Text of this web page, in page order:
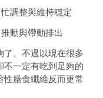
調整與維持穩定
動與帶動排出
了。不過以現在很多
不一定有吃到足夠的
性膳食纖維反而更常